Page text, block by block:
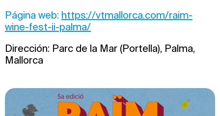
Página web: https://vtmallorca.com/raim-
wine-fest-ii-palma/
Dirección: Parc de la Mar (Portella), Palma,
Mallorca